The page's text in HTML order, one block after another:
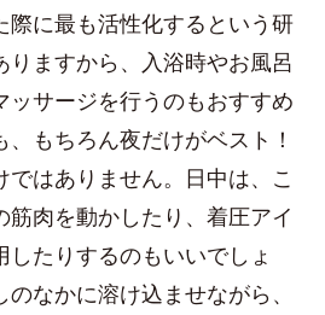
際に最も活性化するという研
りますから、入浴時やお風呂
ッサージを行うのもおすすめ
、もちろん夜だけがベスト！
ではありません。日中は、こ
筋肉を動かしたり、着圧アイ
したりするのもいいでしょ
のなかに溶け込ませながら、